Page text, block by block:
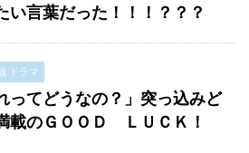
い言葉だった！！！？？？
ドラマ
ってどうなの？」突っ込みど
載のＧＯＯＤ ＬＵＣＫ！